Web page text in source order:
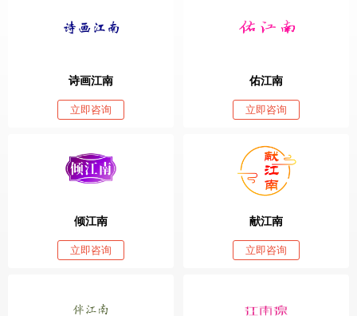
诗画江南
立即咨询
佑江南
立即咨询
倾江南
立即咨询
献江南
立即咨询